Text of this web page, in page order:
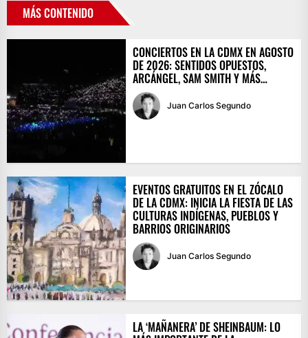
MÁS CONTENIDO
CONCIERTOS EN LA CDMX EN AGOSTO
DE 2026: SENTIDOS OPUESTOS,
ARCÁNGEL, SAM SMITH Y MÁS…
Juan Carlos Segundo
EVENTOS GRATUITOS EN EL ZÓCALO
DE LA CDMX: INICIA LA FIESTA DE LAS
CULTURAS INDÍGENAS, PUEBLOS Y
BARRIOS ORIGINARIOS
Juan Carlos Segundo
LA ‘MAÑANERA’ DE SHEINBAUM: LO